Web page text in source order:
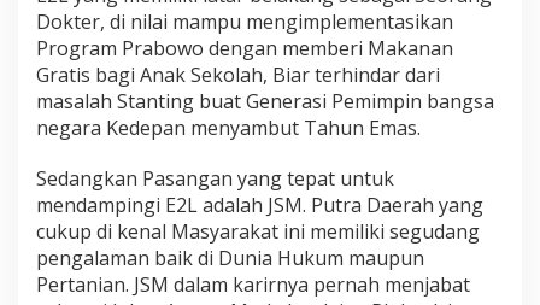
Dokter, di nilai mampu mengimplementasikan
Program Prabowo dengan memberi Makanan
Gratis bagi Anak Sekolah, Biar terhindar dari
masalah Stanting buat Generasi Pemimpin bangsa
negara Kedepan menyambut Tahun Emas.
Sedangkan Pasangan yang tepat untuk
mendampingi E2L adalah JSM. Putra Daerah yang
cukup di kenal Masyarakat ini memiliki segudang
pengalaman baik di Dunia Hukum maupun
Pertanian. JSM dalam karirnya pernah menjabat